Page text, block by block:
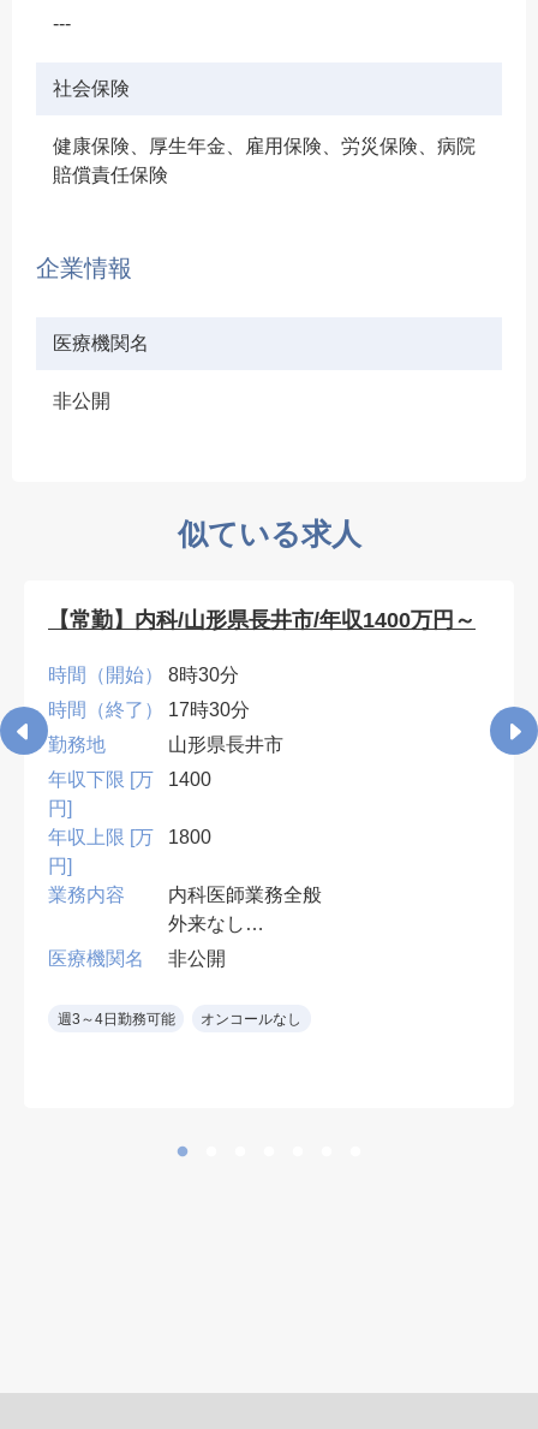
---
社会保険
健康保険、厚生年金、雇用保険、労災保険、病院
賠償責任保険
企業情報
医療機関名
非公開
似ている求人
【常勤】内科/山形県長井市/年収1400万円～
時間（開始）
8時30分
時間（終了）
17時30分
勤務地
山形県長井市
年収下限 [万
円]
1400
年収上限 [万
円]
1800
業務内容
内科医師業務全般
外来なし
病棟管理 主治医として 50名程度
医療機関名 非公開
週3～4日勤務可能 オンコールなし